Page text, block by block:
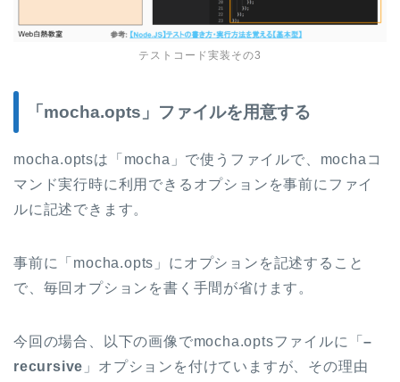
テストコード実装その3
「mocha.opts」ファイルを用意する
mocha.optsは「mocha」で使うファイルで、mochaコ
マンド実行時に利用できるオプションを事前にファイ
ルに記述できます。
事前に「mocha.opts」にオプションを記述すること
で、毎回オプションを書く手間が省けます。
今回の場合、以下の画像でmocha.optsファイルに「–
recursive 」オプションを付けていますが、その理由